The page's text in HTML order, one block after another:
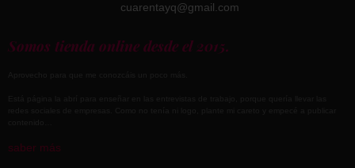
cuarentayq@gmail.com
Somos tienda online desde el 2015.
saber más